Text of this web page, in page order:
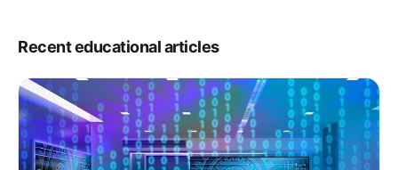
Recent educational articles